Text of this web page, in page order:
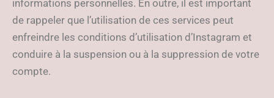
informations personnelles. En outre, il est important
de rappeler que l’utilisation de ces services peut
enfreindre les conditions d’utilisation d’Instagram et
conduire à la suspension ou à la suppression de votre
compte.